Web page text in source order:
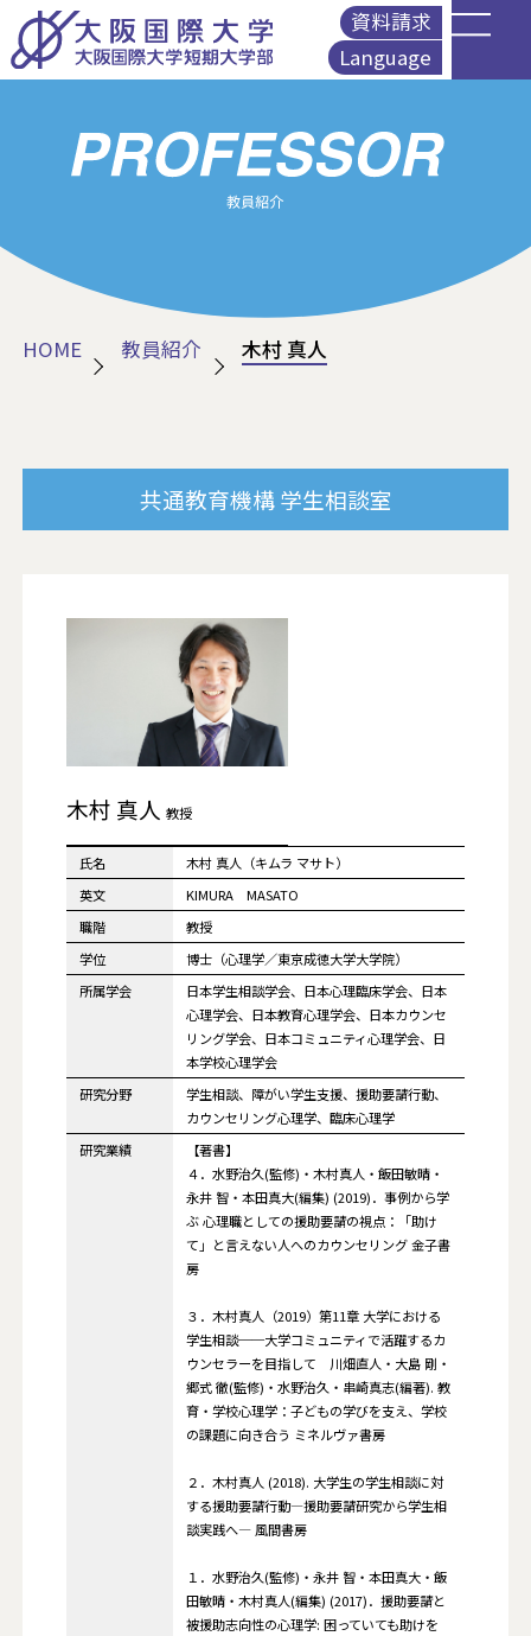
資料請求
Language
简体中文
繁體中文
HOME 教員紹介 木村 真人
共通教育機構学生相談室
木村 真人 教授
氏名
木村 真人（キムラ マサト）
英文
KIMURA MASATO
職階
教授
学位
博士（心理学／東京成徳大学大学院）
所属学会
日本学生相談学会、日本心理臨床学会、日本
心理学会、日本教育心理学会、日本カウンセ
リング学会、日本コミュニティ心理学会、日
本学校心理学会
研究分野
学生相談、障がい学生支援、援助要請行動、
カウンセリング心理学、臨床心理学
研究業績
【著書】
４．水野治久(監修)・木村真人・飯田敏晴・
永井 智・本田真大(編集) (2019)．事例から学
ぶ 心理職としての援助要請の視点：「助け
て」と言えない人へのカウンセリング 金子書
房
３．木村真人（2019）第11章 大学における
学生相談──大学コミュニティで活躍するカ
ウンセラーを目指して 川畑直人・大島 剛・
郷式 徹(監修)・水野治久・串崎真志(編著). 教
育・学校心理学：子どもの学びを支え、学校
の課題に向き合う ミネルヴァ書房
２．木村真人 (2018). 大学生の学生相談に対
する援助要請行動―援助要請研究から学生相
談実践へ― 風間書房
１．水野治久(監修)・永井 智・本田真大・飯
田敏晴・木村真人(編集) (2017)．援助要請と
被援助志向性の心理学: 困っていても助けを